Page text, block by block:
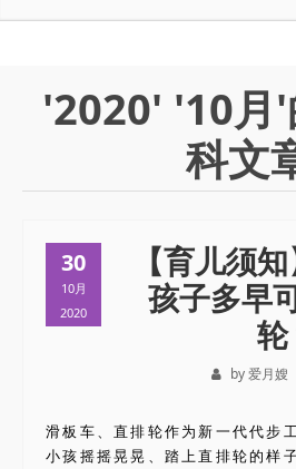
'2020' '10月'
科文
30
10月
2020
【育儿须
孩子多早
轮
by 爱月嫂
滑板车、直排轮作为新一代代步
小孩摇摇晃晃、踏上直排轮的样